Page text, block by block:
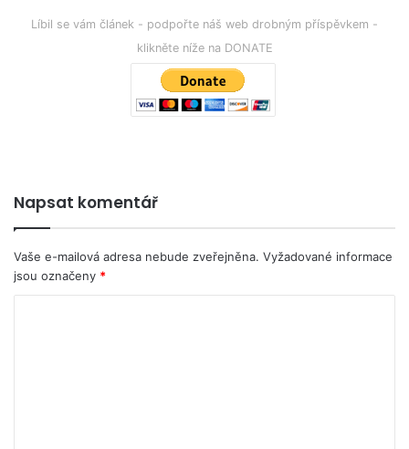
Líbil se vám článek - podpořte náš web drobným příspěvkem -
klikněte níže na DONATE
Napsat komentář
Vaše e-mailová adresa nebude zveřejněna. Vyžadované informace
jsou označeny *